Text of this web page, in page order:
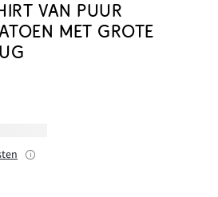
VAN PUUR
MET GROTE